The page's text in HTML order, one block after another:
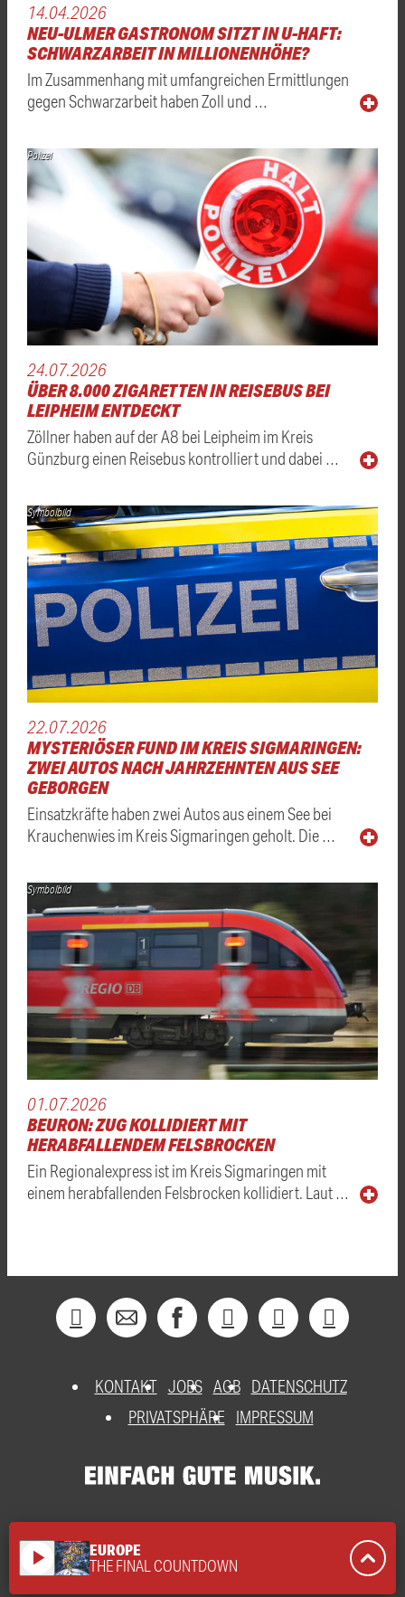
14.04.2026
NEU-ULMER GASTRONOM SITZT IN U-HAFT:
SCHWARZARBEIT IN MILLIONENHÖHE?
Im Zusammenhang mit umfangreichen Ermittlungen
gegen Schwarzarbeit haben Zoll und …
Polizei
24.07.2026
ÜBER 8.000 ZIGARETTEN IN REISEBUS BEI
LEIPHEIM ENTDECKT
Zöllner haben auf der A8 bei Leipheim im Kreis
Günzburg einen Reisebus kontrolliert und dabei …
Symbolbild
22.07.2026
MYSTERIÖSER FUND IM KREIS SIGMARINGEN:
ZWEI AUTOS NACH JAHRZEHNTEN AUS SEE
GEBORGEN
Einsatzkräfte haben zwei Autos aus einem See bei
Krauchenwies im Kreis Sigmaringen geholt. Die …
Symbolbild
01.07.2026
BEURON: ZUG KOLLIDIERT MIT
HERABFALLENDEM FELSBROCKEN
Ein Regionalexpress ist im Kreis Sigmaringen mit
einem herabfallenden Felsbrocken kollidiert. Laut …
KONTAKT JOBS AGB DATENSCHUTZ
PRIVATSPHÄRE
IMPRESSUM
play_arrow EUROPE
THE FINAL COUNTDOWN